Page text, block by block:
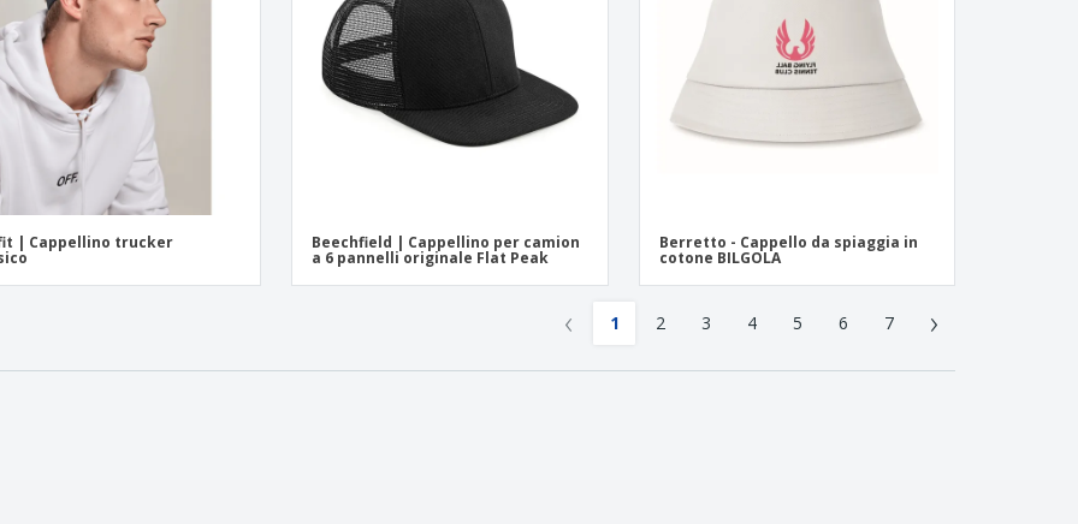
| Cappellino trucker Beechfield | Cappellino per camion
a 6 pannelli originale Flat Peak
Berretto - Cappello da spiaggia in
cotone BILGOLA
‹ 1 2 3 4 5 6 7 ›